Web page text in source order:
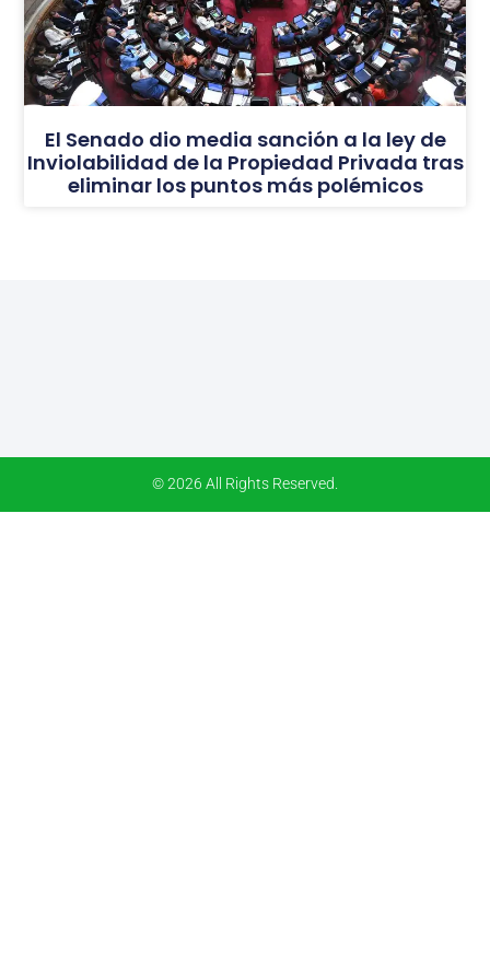
El Senado dio media sanción a la ley de
Inviolabilidad de la Propiedad Privada tras
eliminar los puntos más polémicos
© 2026 All Rights Reserved.